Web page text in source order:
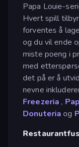
Papa Louie-
Hvert spill
forventes å
og du vil ende
miste poeng i
med
det på er å
nevne
Freezeria ,
Donuteria og